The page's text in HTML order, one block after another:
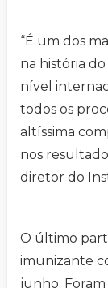
“É um dos
na história
nível
todos os
altíssima
nos
diretor do
O último
imunizante
junho. Foram